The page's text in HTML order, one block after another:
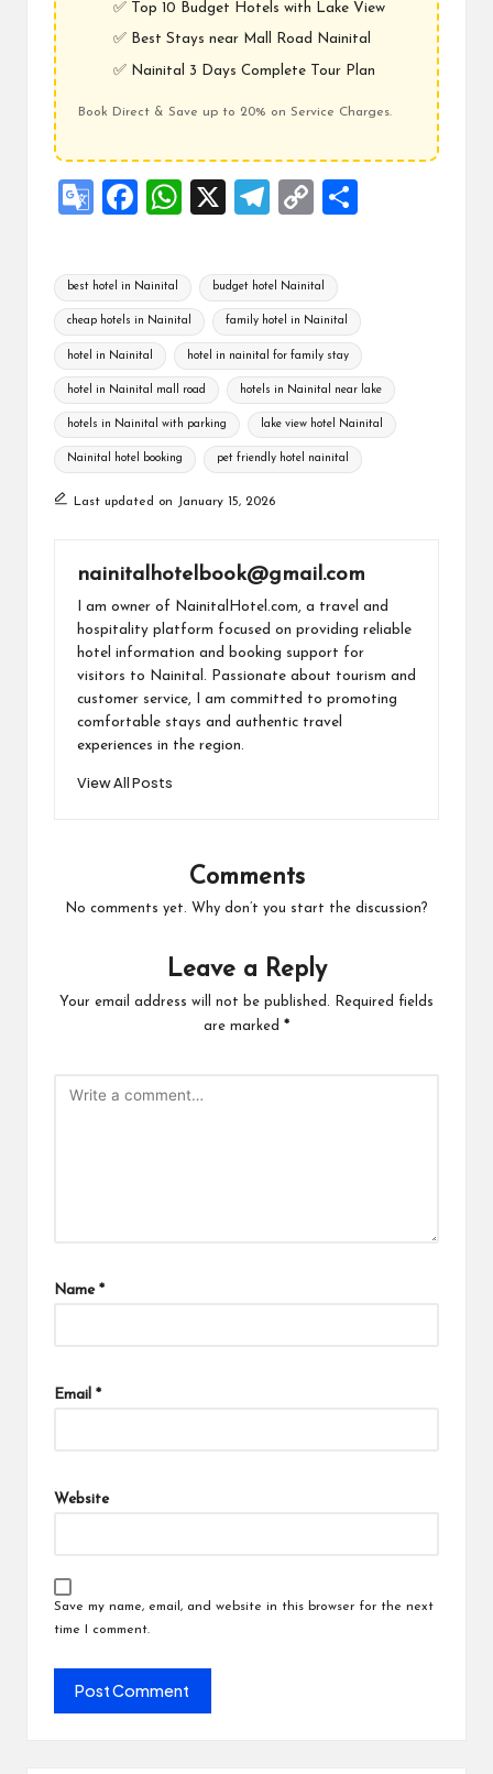
✅ Top 10 Budget Hotels with Lake View
✅ Best Stays near Mall Road Nainital
✅ Nainital 3 Days Complete Tour Plan
Book Direct & Save up to 20% on Service Charges.
G
o
gl
e
Tr
a
ns
la
te
F
ce
b
o
o
k
W
at
s
A
p
p
X
Te
gr
a
m
C
p
y
Li
n
k
Tags:
best hotel in Nainital budget hotel Nainital
cheap hotels in Nainital family hotel in Nainital
hotel in Nainital hotel in nainital for family stay
hotel in Nainital mall road hotels in Nainital near lake
hotels in Nainital with parking lake view hotel Nainital
Nainital hotel booking pet friendly hotel nainital
Last updated on January 15, 2026
nainitalhotelbook@gmail.com
I am owner of NainitalHotel.com, a travel and
hospitality platform focused on providing reliable
hotel information and booking support for
visitors to Nainital. Passionate about tourism and
customer service, I am committed to promoting
comfortable stays and authentic travel
experiences in the region.
View All Posts
Comments
No comments yet. Why don’t you start the discussion?
Leave a Reply
Your email address will not be published.
Required fields
are marked *
Name *
Email *
Website
Save my name, email, and website in this browser for the next
time I comment.